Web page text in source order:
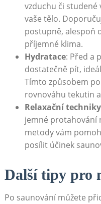
vzduchu či studené
vaše tělo.
postupně, alespoň
příjemné klima.
Hydratace: Před a
dostatečně pít,
Tímto způsobem
rovnováhu tekutin
Relaxační techniky
jemné protahování
metody vám
posílit účinek
Další tipy pro
Po saunování můžete